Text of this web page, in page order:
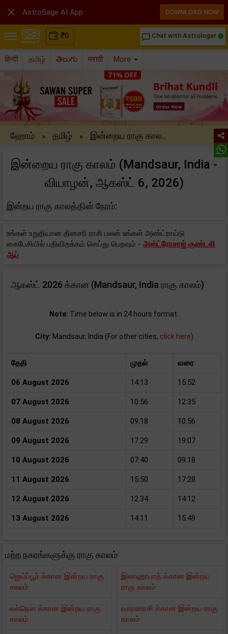
₹0 chat_bubble_outline Chat with Astrologer
हिन्दी தமிழ் తెలుగు मराठी More
ஹோம் » தமிழ் » இன்றைய ராகு கால..
இன்றைய ராகு காலம் (Mandsaur, India -
வியாழன், ஆகஸ்ட் 6, 2026)
இன்றய ராகு காலத்தின் நேரம்:
உங்கள் உறுதியான தினசரி ராசி பலன் உங்கள் அண்ட்ராய்டு
கைபேசியில் பதிவிறக்கம் செய்து பெறவும் - அஸ்ட்ரோசாஜ் குண்டலி
ஆப்
ஆகஸ்ட் 2026 க்கான (Mandsaur, India ராகு காலம்)
Note: Time below is in 24 hours format.
City: Mandsaur, India (For other cities, click here)
தேதி முதல் வரை
06 August 2026 14:13 15:52
07 August 2026 10:56 12:35
08 August 2026 09:18 10:56
09 August 2026 17:29 19:07
10 August 2026 07:40 09:18
11 August 2026 15:50 17:28
12 August 2026 12:34 14:12
13 August 2026 14:11 15:49
மற்ற நகரங்களுக்கு ராகு காலம்
ஜெய்ப்பூர் க்கான இன்றய ராகு
காலம்
லக்நௌ க்கான இன்றய ராகு
காலம்
இலாஹாபாத் க்கான இன்றய
ராகு காலம்
வாரணாசி க்கான இன்றய ராகு
காலம்
 AstroSage AI App DOWNLOAD NOW